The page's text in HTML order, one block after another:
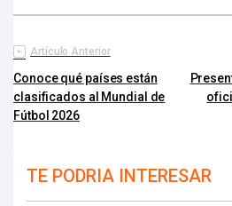
Artículo Anterior
Conoce qué países están
clasificados al Mundial de
Fútbol 2026
TE PODRIA INTERESAR